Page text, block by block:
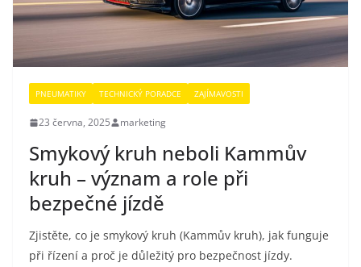
PNEUMATIKY TECHNICKÝ PORADCE ZAJÍMAVOSTI
23 června, 2025 marketing
Smykový kruh neboli Kammův
kruh – význam a role při
bezpečné jízdě
Zjistěte, co je smykový kruh (Kammův kruh), jak funguje
při řízení a proč je důležitý pro bezpečnost jízdy.